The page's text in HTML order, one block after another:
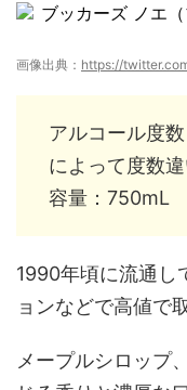
画像出典： https://
アルコール度
によって度数違
容量：750mL
1990年頃に流通し
ョンなどで高値で
メープルシロップ